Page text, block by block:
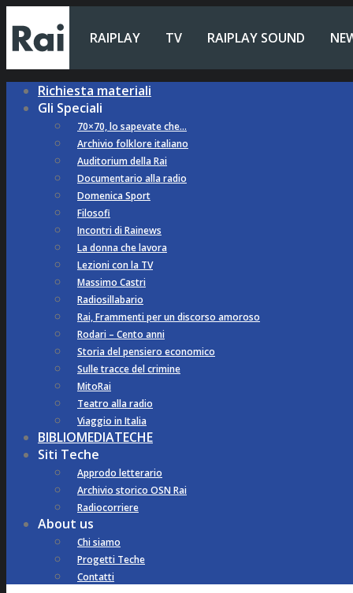
RAIPLAY TV RAIPLAY SOUND
Richiesta materiali
Gli Speciali
70×70, lo sapevate che…
Archivio folklore italiano
Auditorium della Rai
Documentario alla radio
Domenica Sport
Filosofi
Incontri di Rainews
La donna che lavora
Lezioni con la TV
Massimo Castri
Radiosillabario
Rai, Frammenti per un discorso amoroso
Rodari – Cento anni
Storia del pensiero economico
Sulle tracce del crimine
MitoRai
Teatro alla radio
Viaggio in Italia
BIBLIOMEDIATECHE
Siti Teche
Approdo letterario
Archivio storico OSN Rai
Radiocorriere
About us
Chi siamo
Progetti Teche
Contatti